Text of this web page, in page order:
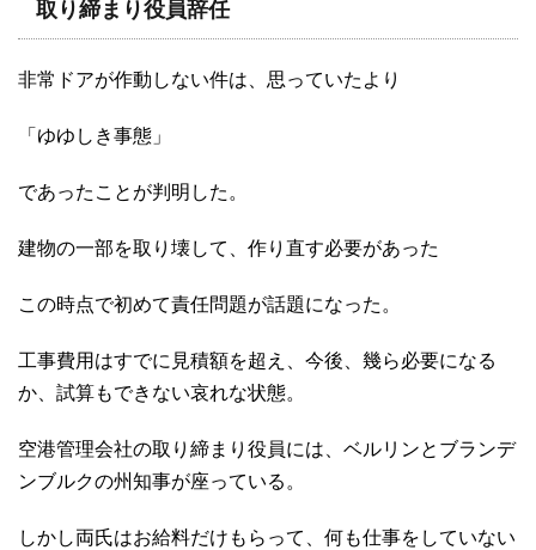
取り締まり役員辞任
非常ドアが作動しない件は、思っていたより
「ゆゆしき事態」
であったことが判明した。
建物の一部を取り壊して、作り直す必要があった
この時点で初めて責任問題が話題になった。
工事費用はすでに見積額を超え、今後、幾ら必要になる
か、試算もできない哀れな状態。
空港管理会社の取り締まり役員には、ベルリンとブランデ
ンブルクの州知事が座っている。
しかし両氏はお給料だけもらって、何も仕事をしていない